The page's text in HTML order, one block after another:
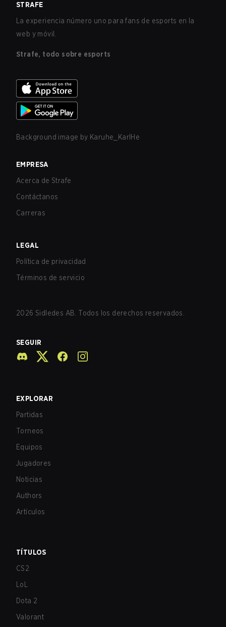
STRAFE
La experiencia número uno para fans de esports en la
web y móvil.
Strafe, todo sobre esports
Background image by Karuhe_KarlHe
EMPRESA
Acerca de Strafe
Contáctanos
Carreras
LEGAL
Política de privacidad
Términos de servicio
2026 Sidledes AB. Todos los derechos reservados.
SEGUIR
EXPLORAR
Partidas
Torneos
Equipos
Jugadores
Noticias
Authors
Artículos
TÍTULOS
CS2
LoL
Dota 2
Valorant